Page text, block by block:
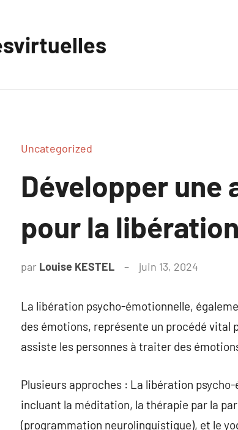
Uncategorized
Développer une
pour la
par Louise KESTEL juin 13, 2024
La libération psycho-émotionnelle,
des émotions, représente un procédé
assiste les personnes à traiter des
Plusieurs approches : La libération
incluant la méditation, la thérapie par la
(programmation neurolinguistique), et le